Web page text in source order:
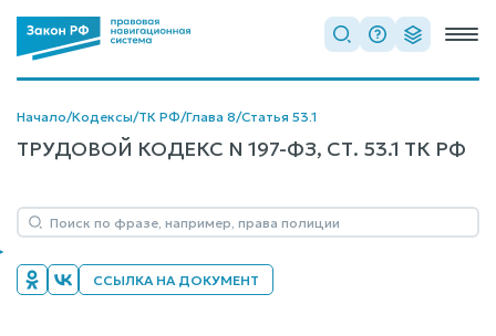
Начало/Кодексы/ТК РФ/Глава 8/Статья 53.1
ТРУДОВОЙ КОДЕКС N 197-ФЗ, СТ. 53.1 ТК РФ
ССЫЛКА НА ДОКУМЕНТ